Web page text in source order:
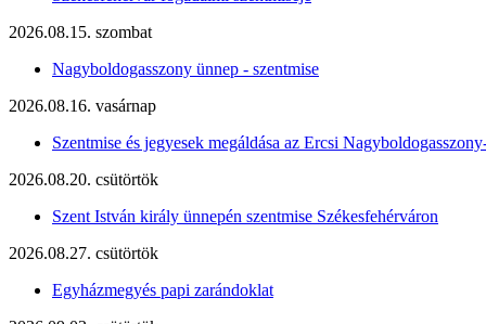
2026.08.15. szombat
Nagyboldogasszony ünnep - szentmise
2026.08.16. vasárnap
Szentmise és jegyesek megáldása az Ercsi
2026.08.20. csütörtök
Szent István király ünnepén szentmise Székesfehérváron
2026.08.27. csütörtök
Egyházmegyés papi zarándoklat